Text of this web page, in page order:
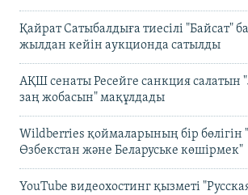
Қайрат Сатыбалдыға тиесілі "Байсат"
жылдан кейін аукционда сатылды
АҚШ сенаты Ресейге санкция салатын
заң жобасын" мақұлдады
Wildberries қоймаларының бір бөлігін
Өзбекстан және Беларуське көшірмек"
YouTube видеохостинг қызметі